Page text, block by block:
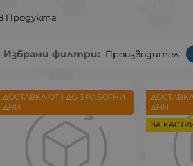
Продукта
Избрани филтри: Производител:
ДОСТАВКА ОТ 1 ДО 3 РАБОТНИ
ДНИ
ДНИ
ЗА